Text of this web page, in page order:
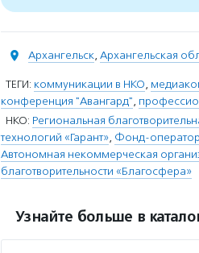
Архангельск, Архангельская
ТЕГИ: коммуникации в НКО,
конференция "Авангард",
НКО: Региональная
технологий «Гарант», Фонд-оператор
Автономная некоммерческая
благотворительности «Благосфера»
Узнайте больше в